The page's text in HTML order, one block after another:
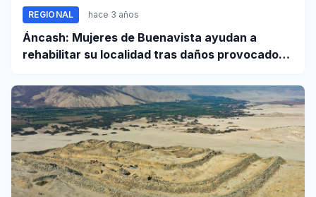
REGIONAL hace 3 años
Áncash: Mujeres de Buenavista ayudan a
rehabilitar su localidad tras daños provocados